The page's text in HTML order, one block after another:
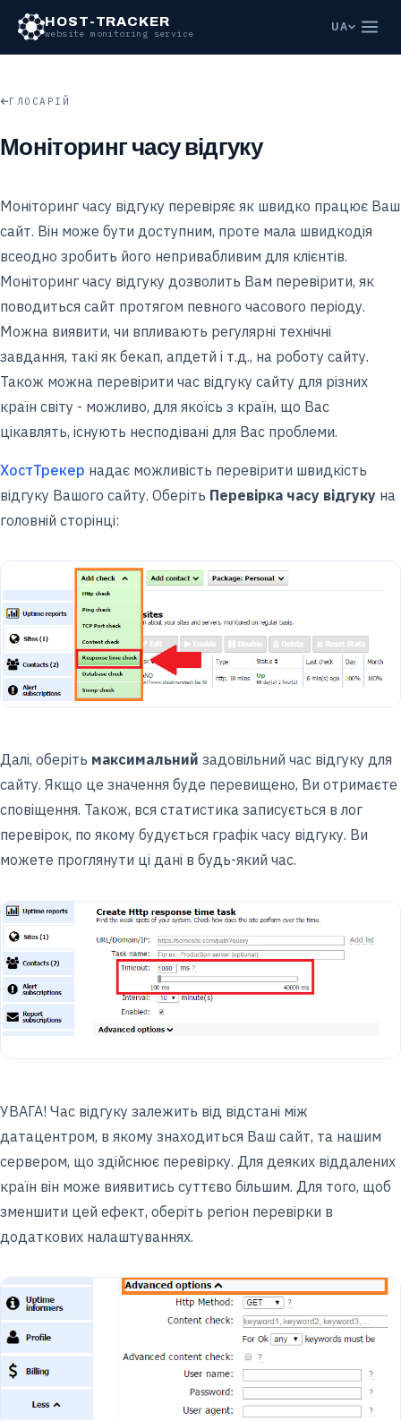
Перейти до основного вмісту
HOST-TRACKER
website monitoring service
UA
ГЛОСАРІЙ
Моніторинг часу відгуку
Моніторинг часу відгуку перевіряє як швидко працює Ваш
сайт. Він може бути доступним, проте мала швидкодія
всеодно зробить його непривабливим для клієнтів.
Моніторинг часу відгуку дозволить Вам перевірити, як
поводиться сайт протягом певного часового періоду.
Можна виявити, чи впливають регулярні технічні
завдання, такі як бекап, апдетй і т.д., на роботу сайту.
Також можна перевірити час відгуку сайту для різних
країн світу - можливо, для якоїсь з країн, що Вас
цікавлять, існують несподівані для Вас проблеми.
ХостТрекер надає можливість перевірити швидкість
відгуку Вашого сайту. Оберіть Перевірка часу відгуку на
головній сторінці:
Далі, оберіть максимальний задовільний час відгуку для
сайту. Якщо це значення буде перевищено, Ви отримаєте
сповіщення. Також, вся статистика записується в лог
перевірок, по якому будується графік часу відгуку. Ви
можете проглянути ці дані в будь-який час.
УВАГА! Час відгуку залежить від відстані між
датацентром, в якому знаходиться Ваш сайт, та нашим
сервером, що здійснює перевірку. Для деяких віддалених
країн він може виявитись суттєво більшим. Для того, щоб
зменшити цей ефект, оберіть регіон перевірки в
додаткових налаштуваннях.